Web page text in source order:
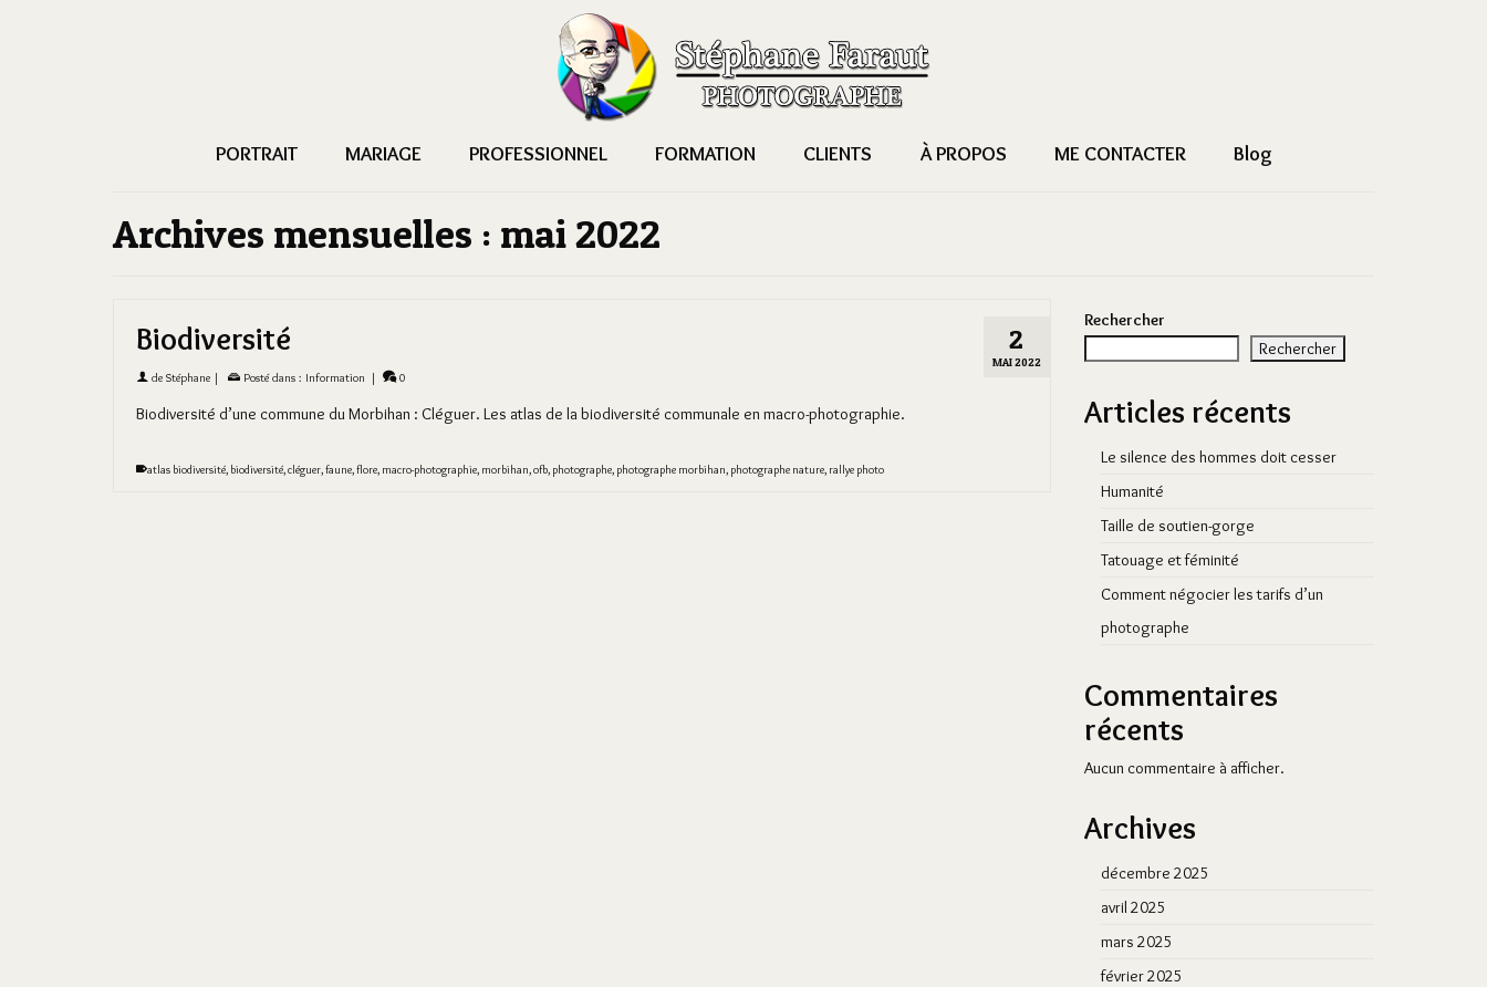
PORTRAIT MARIAGE PROFESSIONNEL FORMATION CLIENTS À PROPOS ME CONTACTER Blog
Archives mensuelles : mai 2022
2
MAI 2022
Biodiversité
de Stéphane | Posté dans : Information | 0
Biodiversité d’une commune du Morbihan : Cléguer. Les atlas de la biodiversité communale en macro-photographie.
atlas biodiversité, biodiversité,cléguer,faune,flore, macro-photographie, morbihan,ofb, photographe, photographe morbihan, photographe nature, rallye photo
Rechercher
Rechercher
Articles récents
Le silence des hommes doit cesser
Humanité
Taille de soutien-gorge
Tatouage et féminité
Comment négocier les tarifs d’un
photographe
Commentaires
récents
Aucun commentaire à afficher.
Archives
décembre 2025
avril 2025
mars 2025
février 2025